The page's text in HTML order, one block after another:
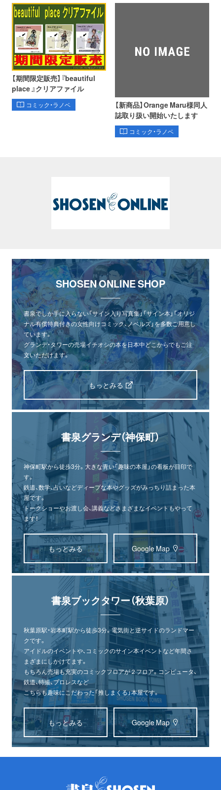
【期間限定販売】『beautiful
place 』クリアファイル
コミック・ラノベ
【新商品】Orange Maru様同人
誌取り扱い開始いたします
コミック・ラノベ
SHOSEN ONLINE SHOP
書泉でしか手に入らない「サイン入り写真集」「サイン本」「オリジ
ナル有償特典付きの女性向けコミック、ノベルズ」を多数ご用意し
ています。
グランデ・タワーの売場イチオシの本を日本中どこからでもご注
文いただけます。
もっとみる
書泉グランデ（神保町）
神保町駅から徒歩3分。大きな青い「趣味の本屋」の看板が目印で
す。
鉄道、数学、占いなどディープな本やグッズがみっちり詰まった本
屋です。
トークショーやお渡し会、講義などさまざまなイベントもやって
ます！
もっとみる Google Map
書泉ブックタワー（秋葉原）
秋葉原駅・岩本町駅から徒歩3分。電気街と逆サイドのランドマー
クです。
アイドルのイベントや、コミックのサイン本イベントなど年間さ
まざまにしかけてます。
もちろん売場も充実のコミックフロアが２フロア。コンピュータ、
鉄道、特撮、プロレスなど
こちらも趣味にこだわった「推しまくる」本屋です。
もっとみる Google Map